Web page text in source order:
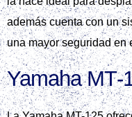
además cuenta con un
una mayor seguridad en
Yamaha